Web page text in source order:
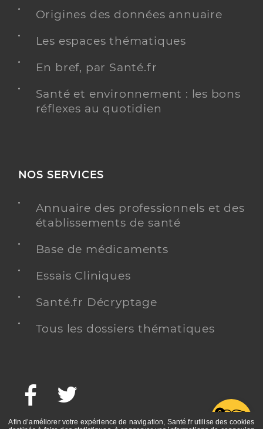
Origines des données annuaire
Les espaces thématiques
En bref, par Santé.fr
Santé et environnement : les bons
réflexes au quotidien
NOS SERVICES
Annuaire des professionnels et des
établissements de santé
Base de médicaments
Essais Cliniques
Santé.fr Décryptage
Tous les dossiers thématiques
Facebook
Afin d’améliorer votre expérience de navigation, Santé.fr utilise des cookies